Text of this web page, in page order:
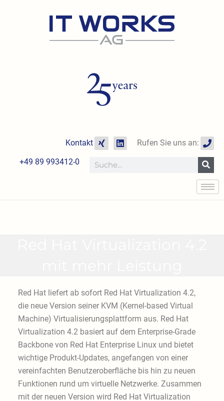
Kontakt
X
i
g
L
i
k
Rufen Sie uns an:
P
h
o
n
e
+49 89 993412-0 Suche
Red Hat liefert ab sofort Red Hat Virtualization 4.2,
die neue Version seiner KVM (Kernel-based Virtual
Machine) Virtualisierungsplattform aus. Red Hat
Virtualization 4.2 basiert auf dem Enterprise-Grade
Backbone von Red Hat Enterprise Linux und bietet
wichtige Produkt-Updates, angefangen von einer
vereinfachten Benutzeroberfläche bis hin zu neuen
Funktionen rund um virtuelle Netzwerke. Zusammen
mit der neuen Version wird Red Hat Virtualization